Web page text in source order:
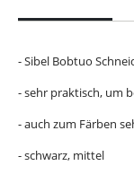
- Sibel Bobtuo
- sehr praktisch, um
- auch zum Färben
- schwarz, mittel